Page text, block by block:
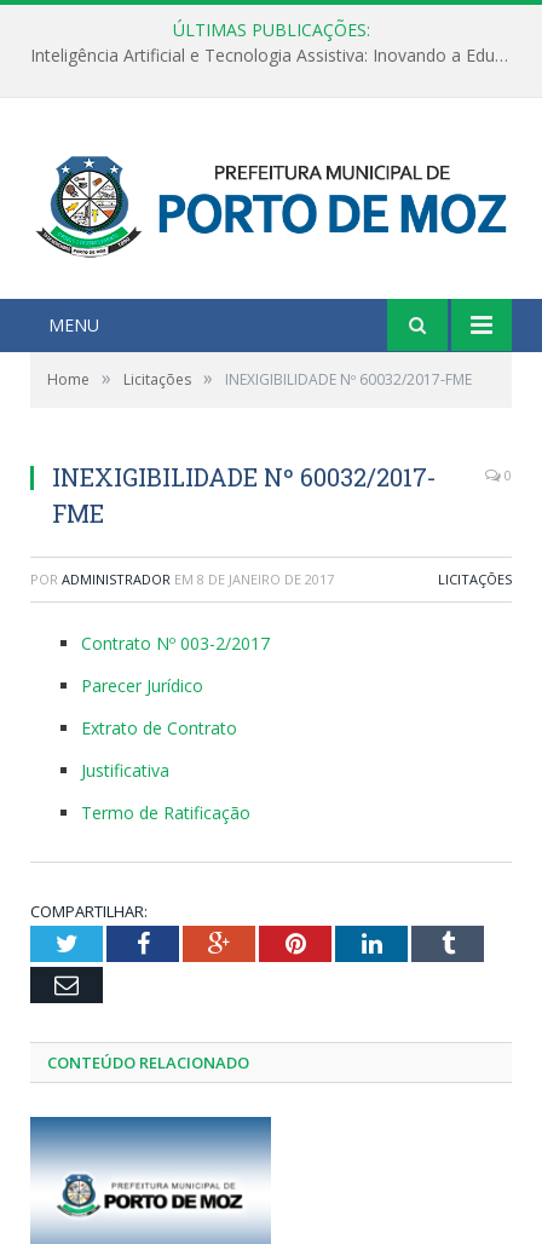
ÚLTIMAS PUBLICAÇÕES:
Inteligência Artificial e Tecnologia Assistiva: Inovando a Educação Especial e Inclusiva
MENU
Home » Licitações » INEXIGIBILIDADE Nº 60032/2017-FME
INEXIGIBILIDADE Nº 60032/2017-
FME
0
POR ADMINISTRADOR EM 8 DE JANEIRO DE 2017 LICITAÇÕES
Contrato Nº 003-2/2017
Parecer Jurídico
Extrato de Contrato
Justificativa
Termo de Ratificação
COMPARTILHAR:
TwitterFacebookGoogle+PinterestLinkedInTumblr
Email
CONTEÚDO RELACIONADO